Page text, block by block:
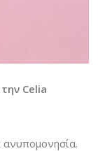
Celia
ανυπομονησία.